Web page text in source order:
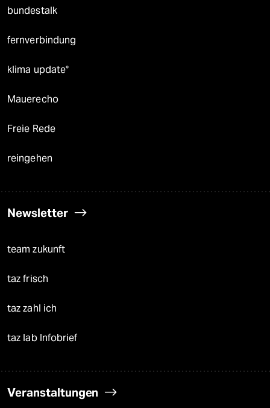
bundestalk
fernverbindung
klima update°
Mauerecho
Freie Rede
reingehen
Newsletter
team zukunft
taz frisch
taz zahl ich
taz lab Infobrief
Veranstaltungen